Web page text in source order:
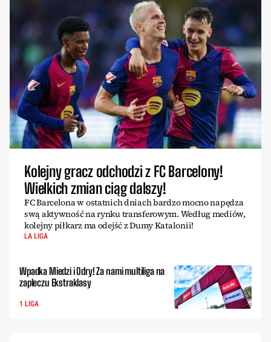
Kolejny gracz odchodzi z FC Barcelony!
Wielkich zmian ciąg dalszy!
FC Barcelona w ostatnich dniach bardzo mocno napędza
swą aktywność na rynku transferowym. Według mediów,
kolejny piłkarz ma odejść z Dumy Katalonii!
LA LIGA
Wpadka Miedzi i Odry! Za nami multiliga na
zapleczu Ekstraklasy
1 LIGA